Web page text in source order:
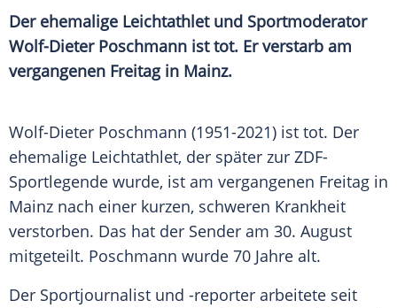
Der ehemalige Leichtathlet und Sportmoderator
Wolf-Dieter Poschmann ist tot. Er verstarb am
vergangenen Freitag in Mainz.
Wolf-Dieter Poschmann (1951-2021) ist tot. Der
ehemalige Leichtathlet, der später zur ZDF-
Sportlegende wurde, ist am vergangenen Freitag in
Mainz nach einer kurzen, schweren Krankheit
verstorben. Das hat der Sender am 30. August
mitgeteilt. Poschmann wurde 70 Jahre alt.
Der Sportjournalist und -reporter arbeitete seit